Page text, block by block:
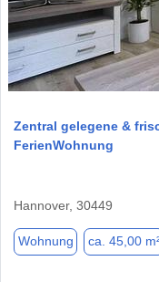
Zentral gelegene &
FerienWohnung
Hannover, 30449
Wohnung ca. 45,00